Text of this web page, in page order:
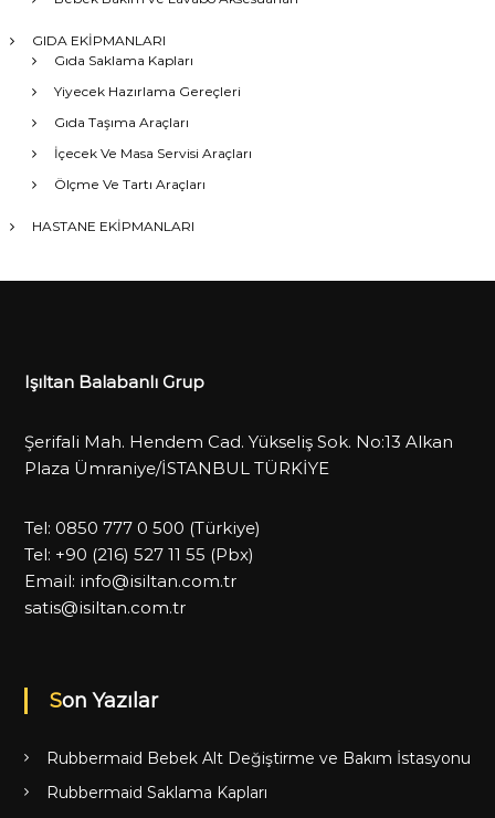
GIDA EKİPMANLARI
Gıda Saklama Kapları
Yiyecek Hazırlama Gereçleri
Gıda Taşıma Araçları
İçecek Ve Masa Servisi Araçları
Ölçme Ve Tartı Araçları
HASTANE EKİPMANLARI
Işıltan Balabanlı Grup
Şerifali Mah. Hendem Cad. Yükseliş Sok. No:13 Alkan
Plaza Ümraniye/İSTANBUL TÜRKİYE
Tel: 0850 777 0 500 (Türkiye)
Tel: +90 (216) 527 11 55 (Pbx)
Email: info@isiltan.com.tr
satis@isiltan.com.tr
Son Yazılar
Rubbermaid Bebek Alt Değiştirme ve Bakım İstasyonu
Rubbermaid Saklama Kapları